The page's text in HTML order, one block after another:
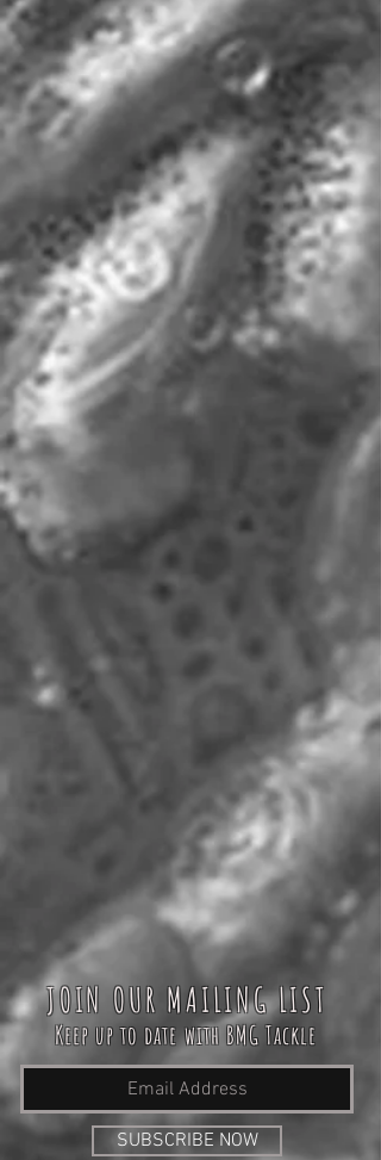
JOIN OUR MAILING LIST
Keep up to date with BMG Tackle
SUBSCRIBE NOW